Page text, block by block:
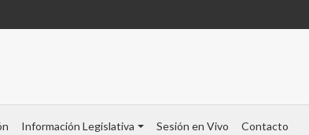
Información Legislativa Sesión en Vivo Contacto